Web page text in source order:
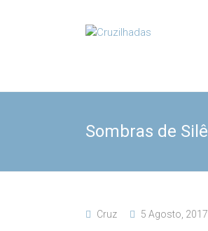
Cruzilhadas
Sombras de
Cruz 5 Agosto, 2017